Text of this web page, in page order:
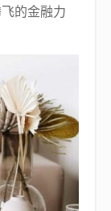
的金融力